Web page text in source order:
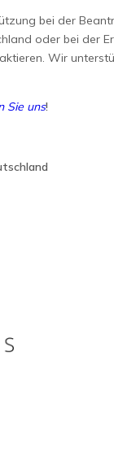
bei der
oder bei der
Wir
Sie uns!